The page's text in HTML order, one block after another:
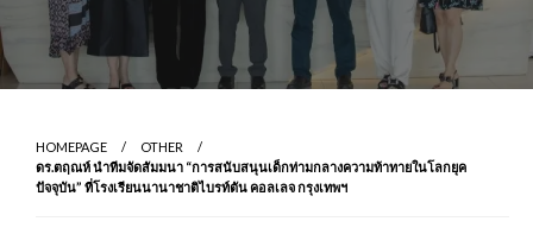
HOMEPAGE
OTHER
ดร.ตฤณห์ นำทีมจัดสัมมนา “การสนับสนุนเด็กท่ามกลางความท้าทายในโลกยุค
ปัจจุบัน” ที่โรงเรียนนานาชาติไบรท์ตัน คอลเลจ กรุงเทพฯ